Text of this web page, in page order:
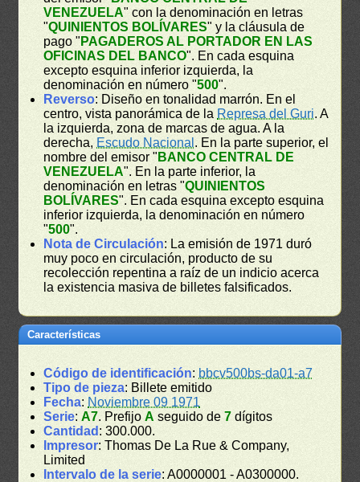
VENEZUELA" con la denominación en letras
"QUINIENTOS BOLÍVARES" y la cláusula de
pago " PAGADEROS AL PORTADOR EN LAS
OFICINAS DEL BANCO". En cada esquina
excepto esquina inferior izquierda, la
denominación en número "500".
Reverso: Diseño en tonalidad marrón. En el
centro, vista panorámica de la Represa del Guri. A
la izquierda, zona de marcas de agua. A la
derecha, Escudo Nacional . En la parte superior, el
nombre del emisor " BANCO CENTRAL DE
VENEZUELA". En la parte inferior, la
denominación en letras "QUINIENTOS
BOLÍVARES". En cada esquina excepto esquina
inferior izquierda, la denominación en número
"500".
Nota de Circulación: La emisión de 1971 duró
muy poco en circulación, producto de su
recolección repentina a raíz de un indicio acerca
la existencia masiva de billetes falsificados.
Características
Código de identificación: bbcv500bs-da01-a7
Tipo de pieza: Billete emitido
Fecha: Noviembre 09 1971
Serie:A7. PrefijoA seguido de7 dígitos
Cantidad : 300.000.
Impresor: Thomas De La Rue & Company,
Limited
Intervalo de la serie: A0000001 - A0300000.